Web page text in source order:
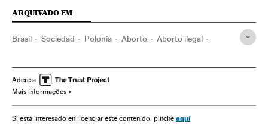
ARQUIVADO EM
Brasil Sociedad Polonia Aborto Aborto ilegal
Coronavirus Pandemia
Adere a
Mais informações
Si está interesado en licenciar este contenido, pinche aquí